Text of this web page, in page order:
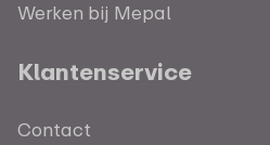
Werken bij Mepal
Klantenservice
Contact